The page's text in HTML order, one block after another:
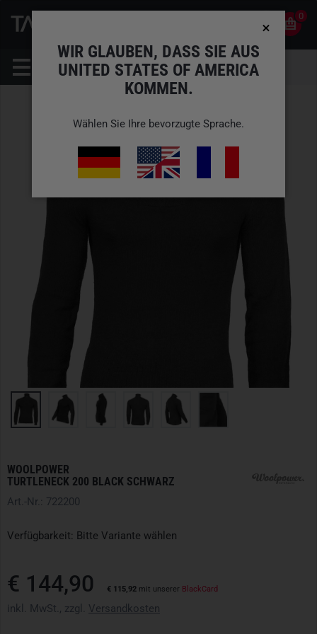
0
WOOLPOWER
TURTLENECK 200 BLACK SCHWARZ
Art.-Nr.: 722200
Verfügbarkeit: Bitte Variante wählen
€ 144,90 € 115,92 mit unserer BlackCard
inkl. MwSt., zzgl. Versandkosten
WIR GLAUBEN, DASS SIE AUS
UNITED STATES OF AMERICA
KOMMEN.
Wählen Sie Ihre bevorzugte Sprache.